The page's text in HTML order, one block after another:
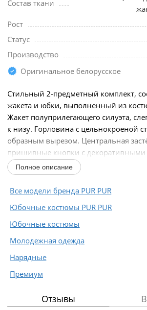
Состав ткани
Рост
Статус
Производство
Оригинальное белорусское
Стильный 2-предметный комплект,
жакета и юбки, выполненный из
Жакет полуприлегающего силуэта,
к низу. Горловина с цельнокроеной
образным вырезом. Центральная
пришивные кнопки с декоративными
Полное описание
Все модели бренда PUR PUR
Юбочные костюмы PUR PUR
Юбочные костюмы
Молодежная одежда
Нарядные
Премиум
Отзывы